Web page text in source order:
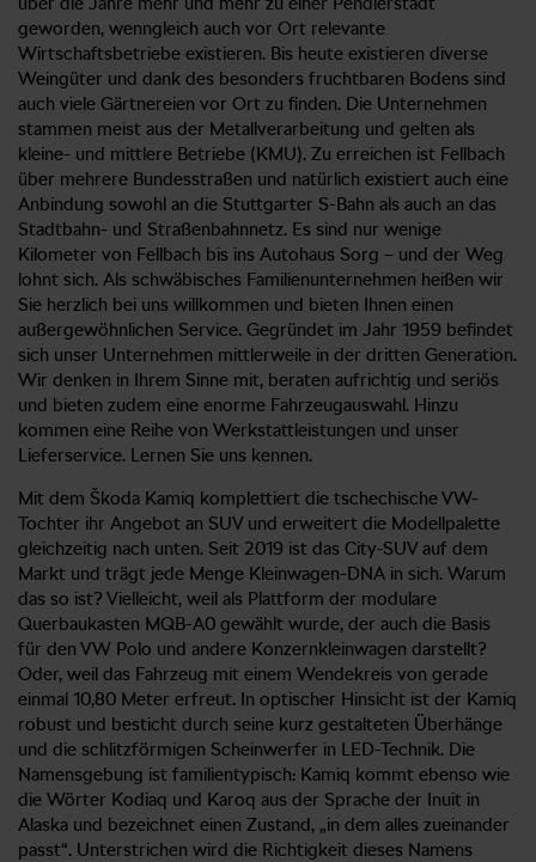
geworden, wenngleich auch vor Ort relevante
Wirtschaftsbetriebe existieren. Bis heute existieren diverse
Weingüter und dank des besonders fruchtbaren Bodens sind
auch viele Gärtnereien vor Ort zu finden. Die Unternehmen
stammen meist aus der Metallverarbeitung und gelten als
kleine- und mittlere Betriebe (KMU). Zu erreichen ist Fellbach
über mehrere Bundesstraßen und natürlich existiert auch eine
Anbindung sowohl an die Stuttgarter S-Bahn als auch an das
Stadtbahn- und Straßenbahnnetz. Es sind nur wenige
Kilometer von Fellbach bis ins Autohaus Sorg – und der Weg
lohnt sich. Als schwäbisches Familienunternehmen heißen wir
Sie herzlich bei uns willkommen und bieten Ihnen einen
außergewöhnlichen Service. Gegründet im Jahr 1959 befindet
sich unser Unternehmen mittlerweile in der dritten Generation.
Wir denken in Ihrem Sinne mit, beraten aufrichtig und seriös
und bieten zudem eine enorme Fahrzeugauswahl. Hinzu
kommen eine Reihe von Werkstattleistungen und unser
Lieferservice. Lernen Sie uns kennen.
Mit dem Škoda Kamiq komplettiert die tschechische VW-
Tochter ihr Angebot an SUV und erweitert die Modellpalette
gleichzeitig nach unten. Seit 2019 ist das City-SUV auf dem
Markt und trägt jede Menge Kleinwagen-DNA in sich. Warum
das so ist? Vielleicht, weil als Plattform der modulare
Querbaukasten MQB-A0 gewählt wurde, der auch die Basis
für den VW Polo und andere Konzernkleinwagen darstellt?
Oder, weil das Fahrzeug mit einem Wendekreis von gerade
einmal 10,80 Meter erfreut. In optischer Hinsicht ist der Kamiq
robust und besticht durch seine kurz gestalteten Überhänge
und die schlitzförmigen Scheinwerfer in LED-Technik. Die
Namensgebung ist familientypisch: Kamiq kommt ebenso wie
die Wörter Kodiaq und Karoq aus der Sprache der Inuit in
Alaska und bezeichnet einen Zustand, „in dem alles zueinander
passt“. Unterstrichen wird die Richtigkeit dieses Namens